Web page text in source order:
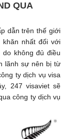
QUA
dẫn trên thế giới
nhất đối với
không đủ điều
lãnh sự nên bị từ
ty dịch vụ visa
247 visaviet sẽ
công ty dịch vụ